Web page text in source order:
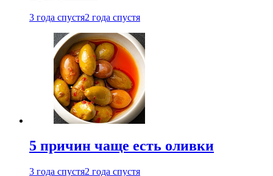
3 года спустя2 года спустя
5 причин чаще есть оливки
3 года спустя2 года спустя